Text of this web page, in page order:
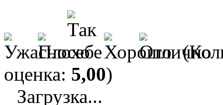
оценка: 5,00)
Загрузка...